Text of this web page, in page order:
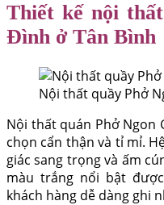
Thiết kế nội
Đình ở Tân Bình
Nội thất quầy Phở
Nội thất quán Phở Ngon
chọn cẩn thận và tỉ mỉ.
giác sang trọng và ấm
màu trắng nổi bật
khách hàng dễ dàng ghi